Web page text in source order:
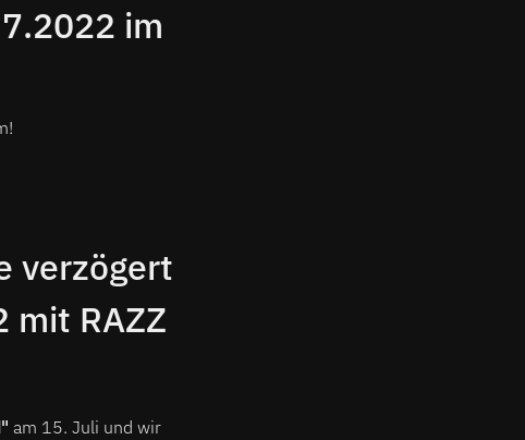
im
verzögert
mit RAZZ
am 15. Juli und wir